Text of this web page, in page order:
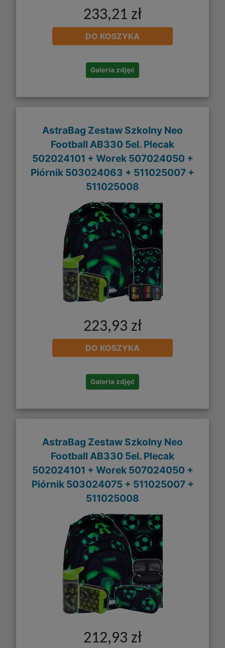
233,21 zł
DO KOSZYKA
Galeria zdjęć
AstraBag Zestaw Szkolny Neo
Football AB330 5el. Plecak
502024101 + Worek 507024050 +
Piórnik 503024063 + 511025007 +
511025008
223,93 zł
DO KOSZYKA
Galeria zdjęć
AstraBag Zestaw Szkolny Neo
Football AB330 5el. Plecak
502024101 + Worek 507024050 +
Piórnik 503024075 + 511025007 +
511025008
212,93 zł